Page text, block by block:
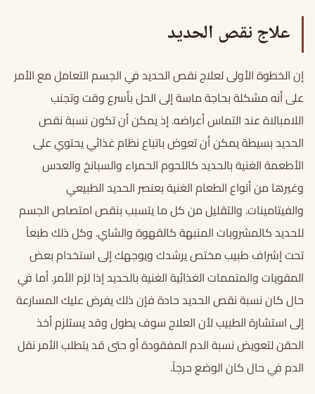
علاج نقص الحديد
إن الخطوة الأولى لعلاج نقص الحديد في الجسم التعامل مع الأمر
على أنه مشكلة بحاجة ماسة إلى الحل بأسرع وقت وتجنب
اللامبالاة عند التماس أعراضه. إذ يمكن أن تكون نسبة نقص
الحديد بسيطة يمكن أن تعوض باتباع نظام غذائي يحتوي على
الأطعمة الغنية بالحديد كاللحوم الحمراء والسبانخ والعدس
وغيرها من أنواع الطعام الغنية بعنصر الحديد الطبيعي
والفيتامينات. والتقليل من كل ما يتسبب بنقص امتصاص الجسم
للحديد كالمشروبات المنبهة كالقهوة والشاي. وكل ذلك طبعاً
تحت إشراف طبيب مختص يرشدك ويوجهك إلى استخدام بعض
المقويات والمتممات الغذائية الغنية بالحديد إذا لزم الأمر. أما في
حال كان نسبة نقص الحديد حادة فإن ذلك يفرض عليك المسارعة
إلى استشارة الطبيب لأن العلاج سوف يطول وقد يستلزم أخذ
الحقن لتعويض نسبة الدم المفقودة أو حتى قد يتطلب الأمر نقل
الدم في حال كان الوضع حرجاً.